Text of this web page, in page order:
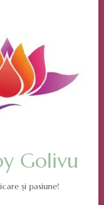
Golivu
și pasiune!